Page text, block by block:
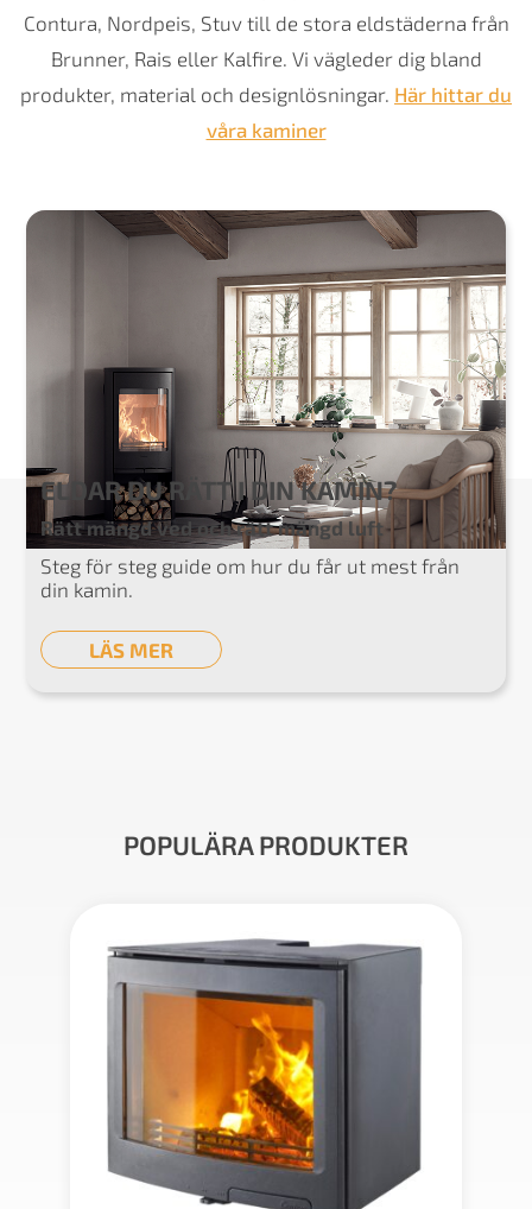
Contura, Nordpeis, Stuv till de stora eldstäderna från
Brunner, Rais eller Kalfire. Vi vägleder dig bland
produkter, material och designlösningar. Här hittar du
våra kaminer
ELDAR DU RÄTT I DIN KAMIN?
Rätt mängd ved och rätt mängd luft
Steg för steg guide om hur du får ut mest från
din kamin.
LÄS MER
POPULÄRA PRODUKTER